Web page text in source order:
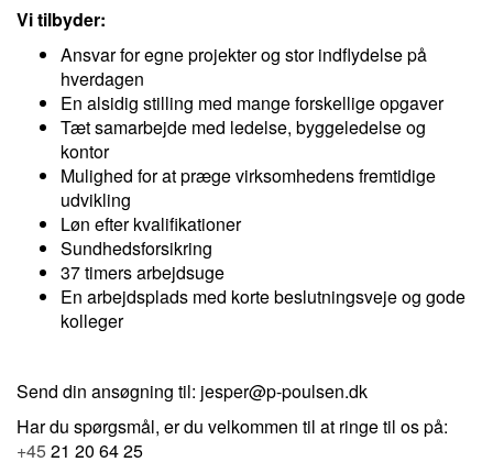
Vi tilbyder:
Ansvar for egne projekter og stor indflydelse på
hverdagen
En alsidig stilling med mange forskellige opgaver
Tæt samarbejde med ledelse, byggeledelse og
kontor
Mulighed for at præge virksomhedens fremtidige
udvikling
Løn efter kvalifikationer
Sundhedsforsikring
37 timers arbejdsuge
En arbejdsplads med korte beslutningsveje og gode
kolleger
Send din ansøgning til: jesper@p-poulsen.dk
Har du spørgsmål, er du velkommen til at ringe til os på:
+4521 20 64 25